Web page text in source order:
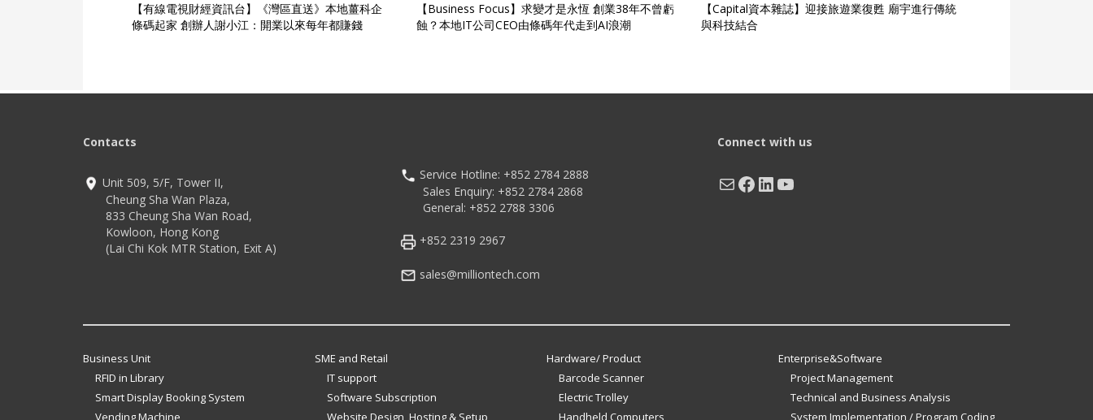
【有線電視財經資訊台】《灣區直送》本地薑科企
條碼起家 創辦人謝小江：開業以來每年都賺錢
【Business Focus】求變才是永恆 創業38年不曾虧
蝕？本地IT公司CEO由條碼年代走到AI浪潮
【Capital資本雜誌】迎接旅遊業復甦 廟宇進行傳統
與科技結合
Contacts
Unit 509, 5/F, Tower II,
Cheung Sha Wan Plaza,
833 Cheung Sha Wan Road,
Kowloon, Hong Kong
(Lai Chi Kok MTR Station, Exit A)
Service Hotline: +852 2784 2888
Sales Enquiry: +852 2784 2868
General: +852 2788 3306
+852 2319 2967
sales@milliontech.com
Connect with us
MailFacebook
LinkedIn
YouTube
Business Unit
RFID in Library
Smart Display Booking System
Vending Machine
SME and Retail
IT support
Software Subscription
Website Design, Hosting & Setup
Hardware/ Product
Barcode Scanner
Electric Trolley
Handheld Computers
Enterprise&Software
Project Management
Technical and Business Analysis
System Implementation / Program Coding